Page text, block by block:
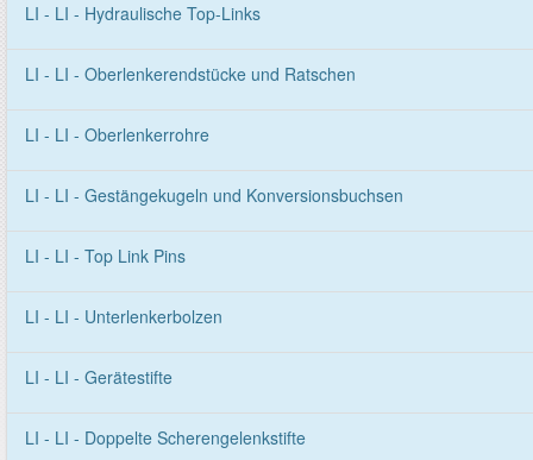
LI - LI - Hydraulische Top-Links
LI - LI - Oberlenkerendstücke und Ratschen
LI - LI - Oberlenkerrohre
LI - LI - Gestängekugeln und Konversionsbuchsen
LI - LI - Top Link Pins
LI - LI - Unterlenkerbolzen
LI - LI - Gerätestifte
LI - LI - Doppelte Scherengelenkstifte